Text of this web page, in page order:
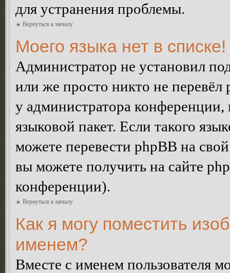
для устранения проблемы.
Вернуться к началу
Моего языка нет в списке!
Администратор не установил
или же просто никто не
у администратора
языковой пакет. Если такого
можете перевести phpBB на
вы можете получить на сайте
конференции).
Вернуться к началу
Как я могу поместить
именем?
Вместе с именем пользователя